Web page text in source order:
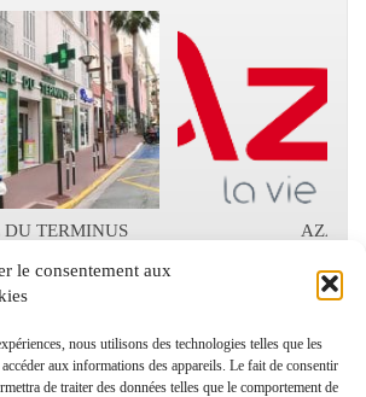
le consentement aux
nous utilisons des technologies telles que les
aux informations des appareils. Le fait de consentir
de traiter des données telles que le comportement de
TERMINUS AZAE